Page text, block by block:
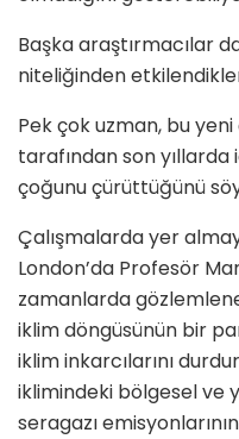
Başka araştırmacılar
niteliğinden
Pek çok uzman, bu yeni
tarafından son
çoğunu çürüttüğünü
Çalışmalarda yer
London’da Profesör
zamanlarda
iklim döngüsünün bir
iklim inkarcılarını
iklimindeki bölgesel ve
seragazı